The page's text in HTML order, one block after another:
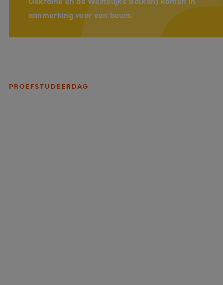
aanmerking voor een beurs.
PROEFSTUDEERDAG